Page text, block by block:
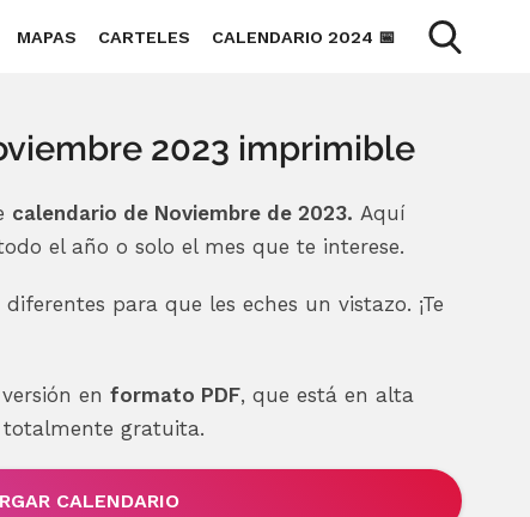
MAPAS CARTELES CALENDARIO 2024 📅
2023 imprimible
calendario de Noviembre de 2023. Aquí
el año o solo el mes que te interese.
para que les eches un vistazo. ¡Te
en formato PDF, que está en alta
gratuita.
CALENDARIO